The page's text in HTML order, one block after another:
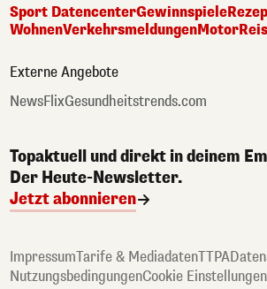
Sport DatencenterGewinnspiele
WohnenVerkehrsmeldungenMotor
Externe Angebote
NewsFlixGesundheitstrends.com
Topaktuell und direkt in deinem
Der Heute-Newsletter.
Jetzt abonnieren
ImpressumTarife & MediadatenTTPA
NutzungsbedingungenCookie Einstellungen